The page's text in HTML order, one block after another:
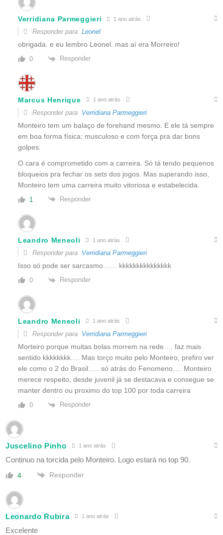
Verridiana Parmeggieri 1 ano atrás
Responder para Leonel
obrigada. e eu lembro Leonel. mas aí era Morreiro!
0 Responder
Marcus Henrique 1 ano atrás
Responder para Verridiana Parmeggieri
Monteiro tem um balaço de forehand mesmo. E ele tá sempre
em boa forma física: musculoso e com força pra dar bons
golpes.
O cara é comprometido com a carreira. Só tá tendo pequenos
bloqueios pra fechar os sets dos jogos. Mas superando isso,
Monteiro tem uma carreira muito vitoriosa e estabelecida.
1 Responder
Leandro Meneoli 1 ano atrás
Responder para Verridiana Parmeggieri
Isso só pode ser sarcasmo…… kkkkkkkkkkkkkkk
0 Responder
Leandro Meneoli 1 ano atrás
Responder para Verridiana Parmeggieri
Morteiro porque muitas bolas morrem na rede…. faz mais
sentido kkkkkkkk…. Mas torço muito pelo Monteiro, prefiro ver
ele como o 2 do Brasil….. só atrás do Fenomeno…. Monteiro
merece respeito, desde juvenil já se destacava e consegue se
manter dentro ou proximo do top 100 por toda carreira
0 Responder
Juscelino Pinho 1 ano atrás
Continuo na torcida pelo Monteiro. Logo estará no top 90.
4 Responder
Leonardo Rubira 1 ano atrás
Excelente